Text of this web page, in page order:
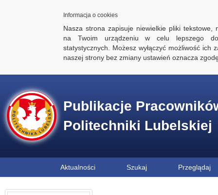
Informacja o cookies
Nasza strona zapisuje niewielkie pliki tekstowe,
na Twoim urządzeniu w celu lepszego
statystycznych. Możesz wyłączyć możliwość ich
naszej strony bez zmiany ustawień oznacza
Publikacje
Politechniki Lubelskiej
Aktualności Szukaj Przeglądaj